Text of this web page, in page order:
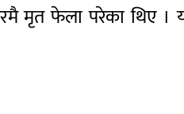
मृत फेला परेका थिए ।